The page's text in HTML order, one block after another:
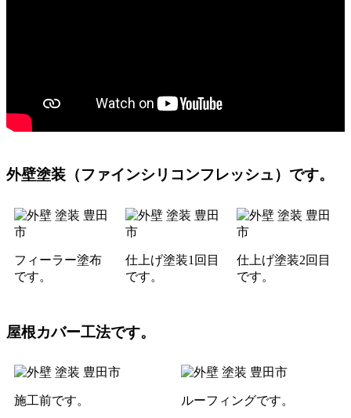
外壁塗装（ファインシリコンフレッシュ）です。
フィーラー塗布
です。
仕上げ塗装1回目
です。
仕上げ塗装2回目
です。
屋根カバー工法です。
施工前です。 ルーフィングです。